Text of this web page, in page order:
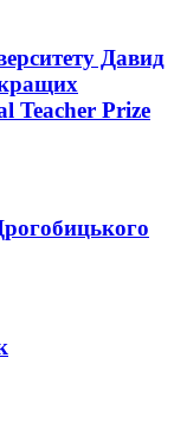
Давид
Teacher Prize